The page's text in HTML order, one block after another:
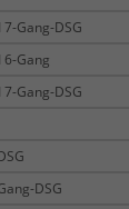
Gang-DSG
6-Gang
Gang-DSG
DSG